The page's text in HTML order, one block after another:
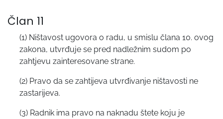
Član 11
(1) Ništavost ugovora o radu, u smislu člana 10. ovog
zakona, utvrđuje se pred nadležnim sudom po
zahtjevu zainteresovane strane.
(2) Pravo da se zahtijeva utvrđivanje ništavosti ne
zastarijeva.
(3) Radnik ima pravo na naknadu štete koju je